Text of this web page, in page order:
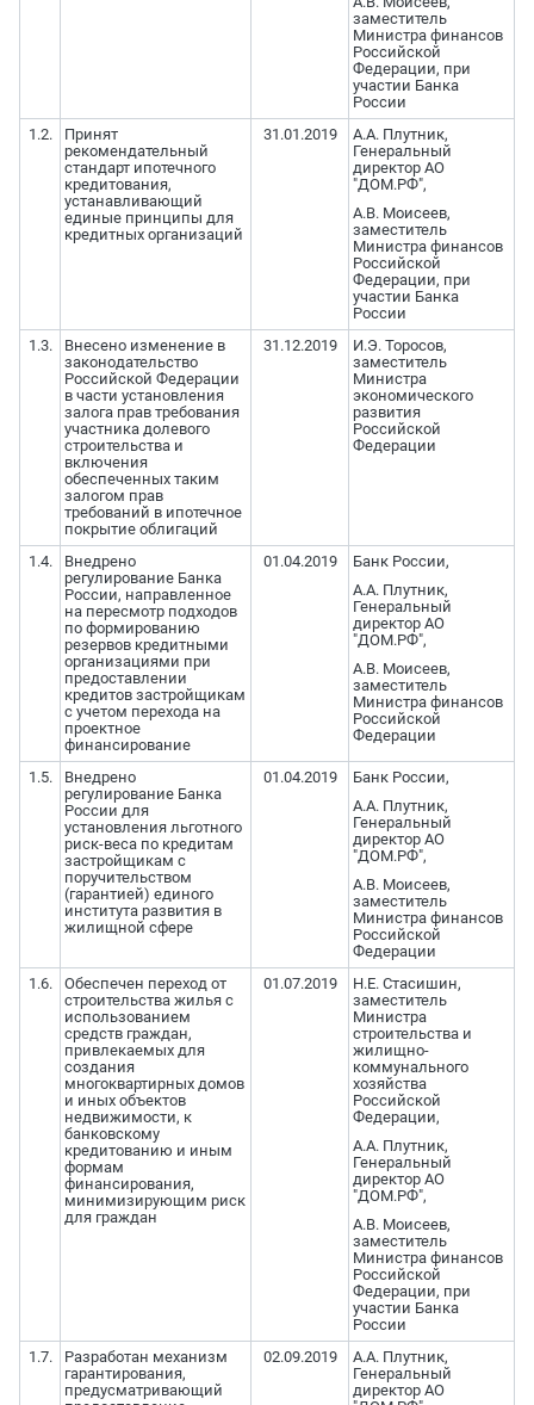
заместитель
Министра финансов
Российской
Федерации, при
участии Банка
России
1.2.
Принят
рекомендательный
стандарт ипотечного
кредитования,
устанавливающий
единые принципы для
кредитных организаций
31.01.2019
А.А. Плутник,
Генеральный
директор АО
"ДОМ.РФ",
А.В. Моисеев,
заместитель
Министра финансов
Российской
Федерации, при
участии Банка
России
1.3.
Внесено изменение в
законодательство
Российской Федерации
в части установления
залога прав требования
участника долевого
строительства и
включения
обеспеченных таким
залогом прав
требований в ипотечное
покрытие облигаций
31.12.2019
И.Э. Торосов,
заместитель
Министра
экономического
развития
Российской
Федерации
1.4.
Внедрено
регулирование Банка
России, направленное
на пересмотр подходов
по формированию
резервов кредитными
организациями при
предоставлении
кредитов застройщикам
с учетом перехода на
проектное
финансирование
01.04.2019
Банк России,
А.А. Плутник,
Генеральный
директор АО
"ДОМ.РФ",
А.В. Моисеев,
заместитель
Министра финансов
Российской
Федерации
1.5.
Внедрено
регулирование Банка
России для
установления льготного
риск-веса по кредитам
застройщикам с
поручительством
(гарантией) единого
института развития в
жилищной сфере
01.04.2019
Банк России,
А.А. Плутник,
Генеральный
директор АО
"ДОМ.РФ",
А.В. Моисеев,
заместитель
Министра финансов
Российской
Федерации
1.6.
Обеспечен переход от
строительства жилья с
использованием
средств граждан,
привлекаемых для
создания
многоквартирных домов
и иных объектов
недвижимости, к
банковскому
кредитованию и иным
формам
финансирования,
минимизирующим риск
для граждан
01.07.2019
Н.Е. Стасишин,
заместитель
Министра
строительства и
жилищно-
коммунального
хозяйства
Российской
Федерации,
А.А. Плутник,
Генеральный
директор АО
"ДОМ.РФ",
А.В. Моисеев,
заместитель
Министра финансов
Российской
Федерации, при
участии Банка
России
1.7.
Разработан механизм
гарантирования,
предусматривающий
02.09.2019
А.А. Плутник,
Генеральный
директор АО